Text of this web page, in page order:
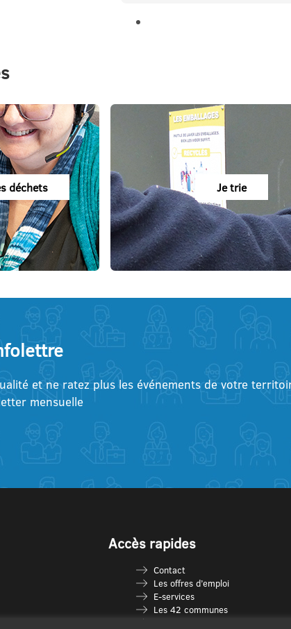
déchets Je trie
et ne ratez plus les événements de votre
mensuelle
Accès rapides
Contact
Les offres d’emploi
E-services
Les 42 communes